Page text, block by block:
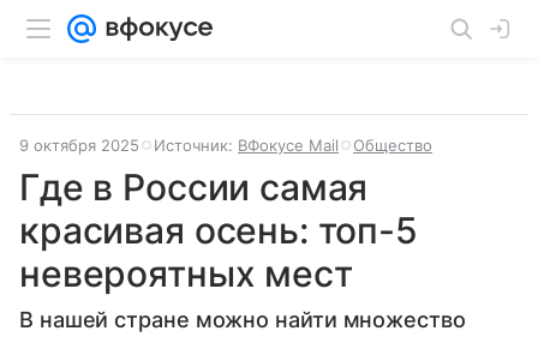
9 октября 2025 Источник: ВФокусе Mail Общество
Где в России самая
красивая осень: топ-5
невероятных мест
В нашей стране можно найти множество